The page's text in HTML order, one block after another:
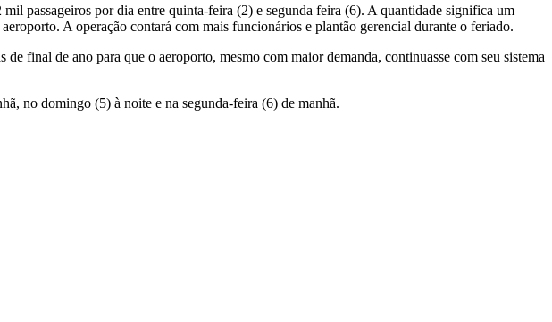
passageiros por dia entre quinta-feira (2) e segunda feira (6). A quantidade significa um
A operação contará com mais funcionários e plantão gerencial durante o feriado.
final de ano para que o aeroporto, mesmo com maior demanda, continuasse com seu sistema
no domingo (5) à noite e na segunda-feira (6) de manhã.